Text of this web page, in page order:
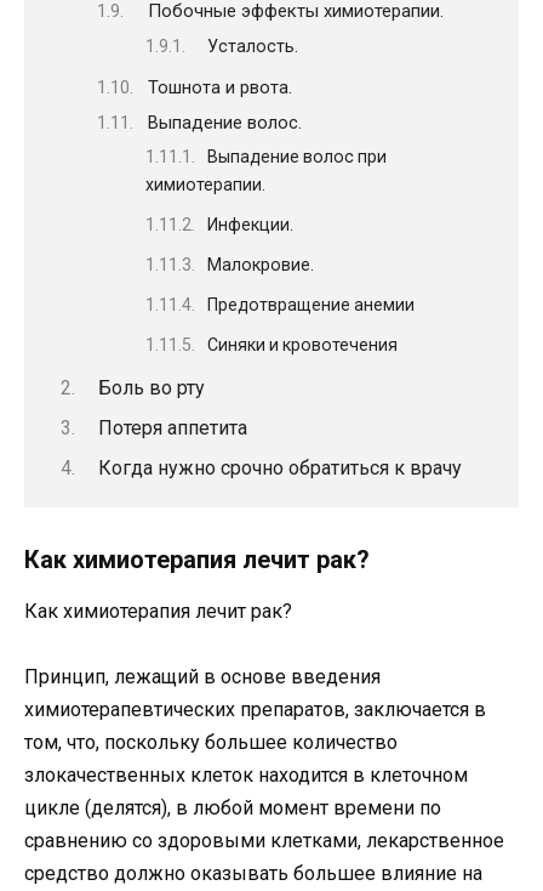
Побочные эффекты химиотерапии.
Усталость.
Тошнота и рвота.
Выпадение волос.
Выпадение волос при
химиотерапии.
Инфекции.
Малокровие.
Предотвращение анемии
Синяки и кровотечения
Боль во рту
Потеря аппетита
Когда нужно срочно обратиться к врачу
Как химиотерапия лечит рак?
Как химиотерапия лечит рак?
Принцип, лежащий в основе введения
химиотерапевтических препаратов, заключается в
том, что, поскольку большее количество
злокачественных клеток находится в клеточном
цикле (делятся), в любой момент времени по
сравнению со здоровыми клетками, лекарственное
средство должно оказывать большее влияние на